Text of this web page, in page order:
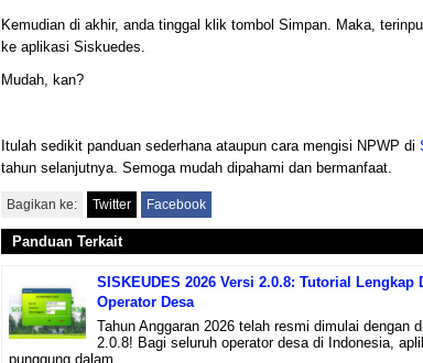
Kemudian di akhir, anda tinggal klik tombol Simpan. Maka,
ke aplikasi Siskuedes.
Mudah, kan?
Itulah sedikit panduan sederhana ataupun cara mengisi NPWP di
tahun selanjutnya. Semoga mudah dipahami dan bermanfaat.
Bagikan ke: Twitter Facebook
Panduan Terkait
SISKEUDES 2026 Versi 2.0.8: Tutorial
Operator Desa
Tahun Anggaran 2026 telah resmi dimulai dengan
2.0.8! Bagi seluruh operator desa di Indonesia,
punggung dalam...